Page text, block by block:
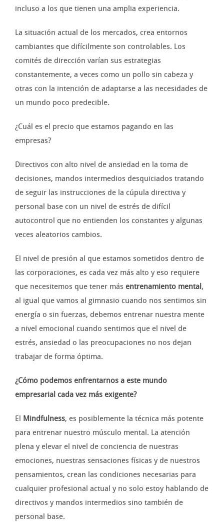
incluso a los que tienen una amplia experiencia.
La situación actual de los mercados, crea entornos
cambiantes que difícilmente son controlables. Los
comités de dirección varían sus estrategias
constantemente, a veces como un pollo sin cabeza y
otras con la intención de adaptarse a las necesidades de
un mundo poco predecible.
¿Cuál es el precio que estamos pagando en las
empresas?
Directivos con alto nivel de ansiedad en la toma de
decisiones, mandos intermedios desquiciados tratando
de seguir las instrucciones de la cúpula directiva y
personal base con un nivel de estrés de difícil
autocontrol que no entienden los constantes y algunas
veces aleatorios cambios.
El nivel de presión al que estamos sometidos dentro de
las corporaciones, es cada vez más alto y eso requiere
que necesitemos que tener más entrenamiento mental ,
al igual que vamos al gimnasio cuando nos sentimos sin
energía o sin fuerzas, debemos entrenar nuestra mente
a nivel emocional cuando sentimos que el nivel de
estrés, ansiedad o las preocupaciones no nos dejan
trabajar de forma óptima.
¿Cómo podemos enfrentarnos a este mundo
empresarial cada vez más exigente?
El Mindfulness, es posiblemente la técnica más potente
para entrenar nuestro músculo mental. La atención
plena y elevar el nivel de conciencia de nuestras
emociones, nuestras sensaciones físicas y de nuestros
pensamientos, crean las condiciones necesarias para
cualquier profesional actual y no solo estoy hablando de
directivos y mandos intermedios sino también de
personal base.